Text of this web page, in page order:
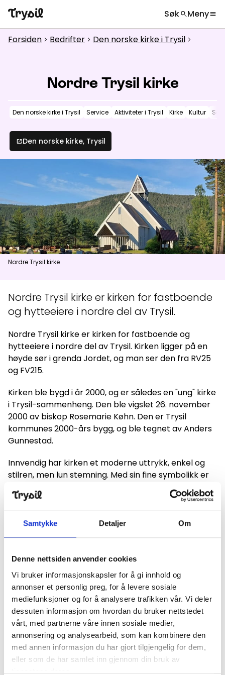
Samtykke Detaljer Om
Denne nettsiden anvender cookies
Vi bruker informasjonskapsler for å gi innhold og
annonser et personlig preg, for å levere sosiale
mediefunksjoner og for å analysere trafikken vår. Vi deler
dessuten informasjon om hvordan du bruker nettstedet
vårt, med partnerne våre innen sosiale medier,
annonsering og analysearbeid, som kan kombinere den
med annen informasjon du har gjort tilgjengelig for dem,
eller som de har samlet inn gjennom din bruk av
tjenestene deres.
SøksearchMenymenu
globe Velg språk
Overnatting
Spisesteder
Service
Kalender
Inspirasjon chevron_right
Nyttig informasjon chevron_right
Aktuelt
14 °C 16 °C
Åpne heiser:0/41 Åpne løyper:0 /
Vær- og føredata er levert avfnugg,Yr, Meteorologisk institutt og
NRK
Hva leter du etter?
Forsiden chevron_right Bedrifter chevron_right Den norske kirke i Trysil chevron_right
Nordre Trysil kirke
Den norske kirke i Trysil Service Aktiviteter i Trysil Kirke Kultur
open_in_newDen norske kirke, Trysil
Nordre Trysil kirke
Nordre Trysil kirke er kirken for fastboende
og hytteeiere i nordre del av Trysil.
Nordre Trysil kirke er kirken for fastboende og
hytteeiere i nordre del av Trysil. Kirken ligger på en
høyde sør i grenda Jordet, og man ser den fra RV25
og FV215.
Kirken ble bygd i år 2000, og er således en "ung" kirke
i Trysil-sammenheng. Den ble vigslet 26. november
2000 av biskop Rosemarie Køhn. Den er Trysil
kommunes 2000-års bygg, og ble tegnet av Anders
Gunnestad.
Innvendig har kirken et moderne uttrykk, enkel og
stilren, men lun stemning. Med sin fine symbolikk er
den absolutt verdt et besøk. Pilgrimsleden går like
forbi kirken, og om sommeren har vi åpen kirke.
Ved kirken ligger gravplassen for området. Den ble
(tidligere Arkitektbua as).
Finn frem
+
−